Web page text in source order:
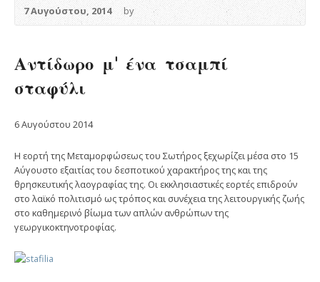
7 Αυγούστου, 2014 by
Αντίδωρο μ’ ένα τσαμπί
σταφύλι
6 Αυγούστου 2014
Η εορτή της Μεταμορφώσεως του Σωτήρος ξεχωρίζει μέσα στο 15
Αύγουστο εξαιτίας του δεσποτικού χαρακτήρος της και της
θρησκευτικής λαογραφίας της. Οι εκκλησιαστικές εορτές επιδρούν
στο λαϊκό πολιτισμό ως τρόπος και συνέχεια της λειτουργικής ζωής
στο καθημερινό βίωμα των απλών ανθρώπων της
γεωργικοκτηνοτροφίας.